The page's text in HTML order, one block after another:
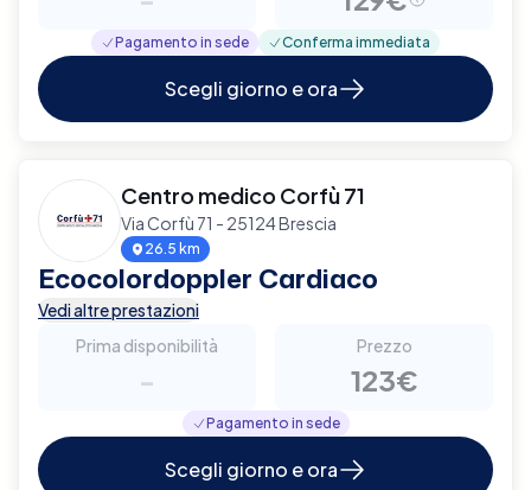
Pagamento in sede Conferma immediata
Scegli giorno e ora
Centro medico Corfù 71
Via Corfù 71 - 25124 Brescia
26.5 km
Ecocolordoppler Cardiaco
Vedi altre prestazioni
Prima disponibilità
-
Prezzo
123€
Pagamento in sede
Scegli giorno e ora